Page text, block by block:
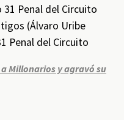
Penal del Circuito
(Álvaro Uribe
Penal del Circuito
Millonarios y agravó su